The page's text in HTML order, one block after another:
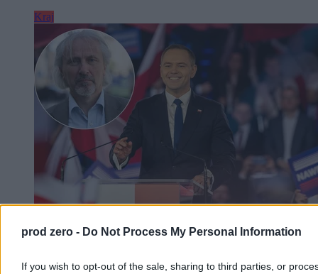
prod zero - Do Not Process My Personal Information
If you wish to opt-out of the sale, sharing to third parties, or
Kraj
Pierwszy rok prezydentury Karola Nawrockiego.